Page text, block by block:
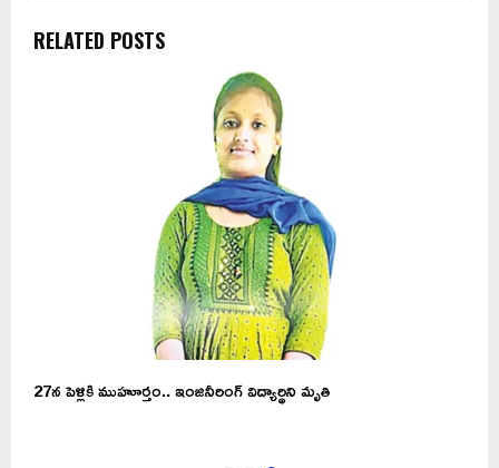
RELATED POSTS
27న పెళ్లికి ముహూర్తం.. ఇంజినీరింగ్ విద్యార్థిని మృతి